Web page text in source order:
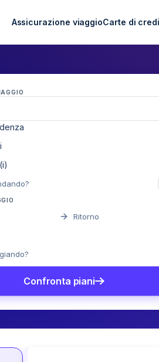
Assicurazione viaggioCarte di
Ritorno
Confronta piani